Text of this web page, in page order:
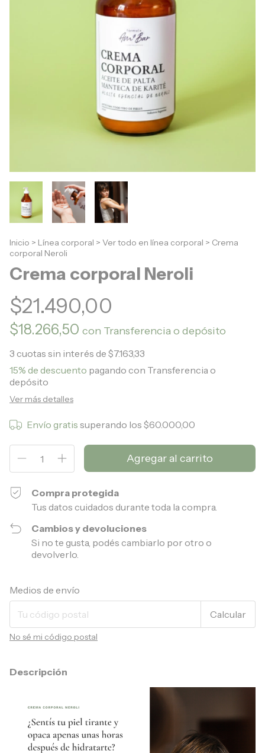
Inicio > Línea corporal > Ver todo en línea corporal > Crema
corporal Neroli
Crema corporal Neroli
$21.490,00
$18.266,50 con Transferencia o depósito
3 cuotas sin interés de $7.163,33
15% de descuento pagando con Transferencia o
depósito
Ver más detalles
Envío gratis superando los$60.000,00
Compra protegida
Tus datos cuidados durante toda la compra.
Cambios y devoluciones
Si no te gusta, podés cambiarlo por otro o
devolverlo.
Entregas para el CP:
Medios de envío
Calcular
No sé mi código postal
Descripción